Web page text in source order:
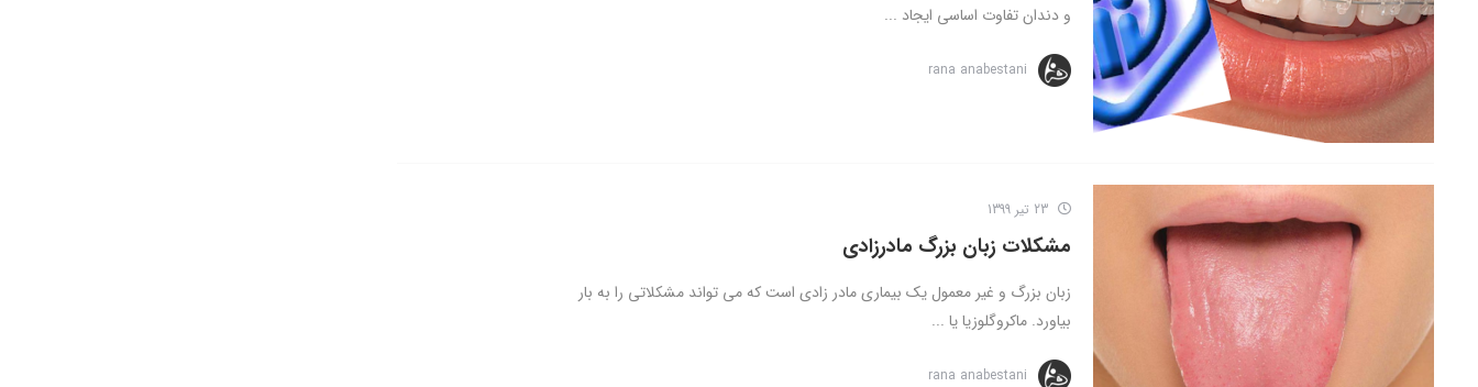
و دندان تفاوت اساسی ایجاد ...
rana anabestani
مشکلات زبان بزرگ مادرزادی
زبان بزرگ و غیر معمول یک بیماری مادر زادی است که می تواند مشکلاتی را به بار
بیاورد. ماکروگلوزیا یا ...
rana anabestani